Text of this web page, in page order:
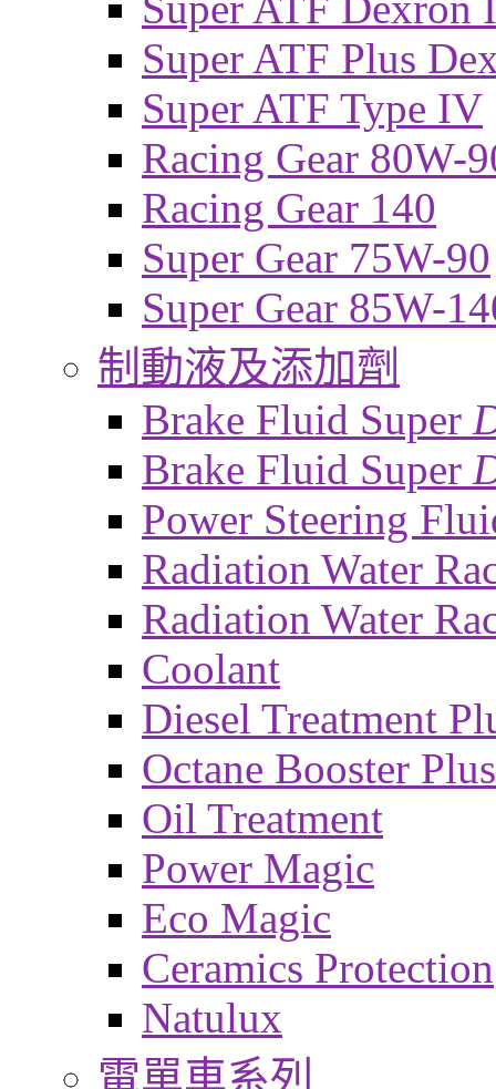
Super ATF Plus
Super ATF Type IV
Racing Gear 80W-
Racing Gear 140
Super Gear 75W-90
Super Gear 85W-
制動液及添加劑
Brake Fluid Super
Brake Fluid Super
Power Steering
Radiation Water
Radiation Water
Coolant
Diesel Treatment
Octane Booster Plus
Oil Treatment
Power Magic
Eco Magic
Ceramics Protection
Natulux
電單車系列